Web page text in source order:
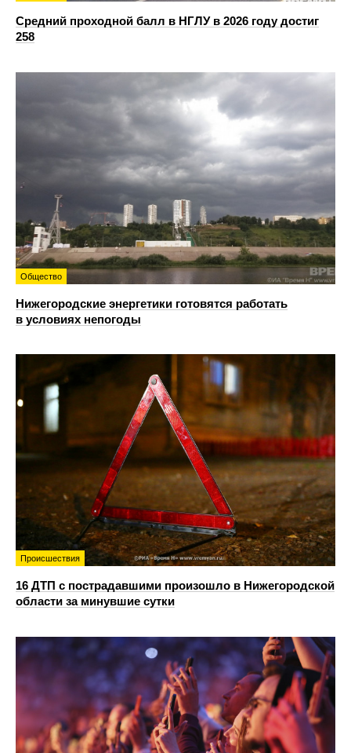
Средний проходной балл в НГЛУ в 2026 году достиг
258
Общество
Нижегородские энергетики готовятся работать
в условиях непогоды
Происшествия
16 ДТП с пострадавшими произошло в Нижегородской
области за минувшие сутки